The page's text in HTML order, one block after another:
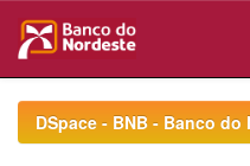
navigationDSpace - BNB - Banco